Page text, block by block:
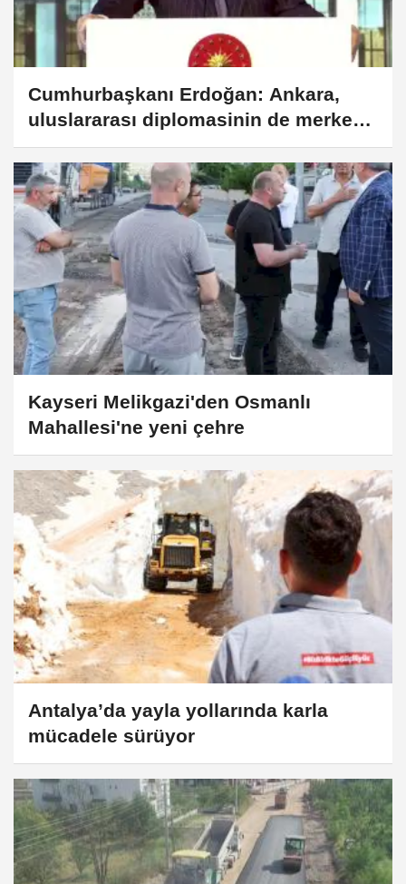
Cumhurbaşkanı Erdoğan: Ankara,
uluslararası diplomasinin de merkezi
haline geliyor
Kayseri Melikgazi'den Osmanlı
Mahallesi'ne yeni çehre
Antalya’da yayla yollarında karla
mücadele sürüyor